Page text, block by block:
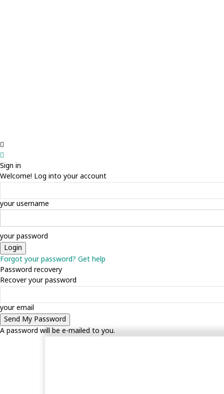
Sign in
Welcome! Log into your account
your username
your password
Forgot your password? Get help
Password recovery
Recover your password
your email
A password will be e-mailed to you.